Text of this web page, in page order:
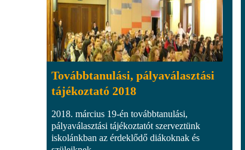
Továbbtanulási, pályaválasztási
tájékoztató 2018
2018. március 19-én továbbtanulási,
pályaválasztási tájékoztatót szerveztünk
iskolánkban az érdeklődő diákoknak és